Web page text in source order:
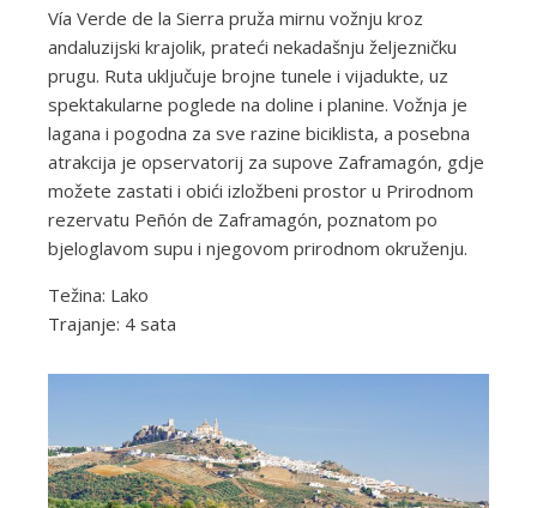
Vía Verde de la Sierra pruža mirnu vožnju kroz
andaluzijski krajolik, prateći nekadašnju željezničku
prugu. Ruta uključuje brojne tunele i vijadukte, uz
spektakularne poglede na doline i planine. Vožnja je
lagana i pogodna za sve razine biciklista, a posebna
atrakcija je opservatorij za supove Zaframagón, gdje
možete zastati i obići izložbeni prostor u Prirodnom
rezervatu Peñón de Zaframagón, poznatom po
bjeloglavom supu i njegovom prirodnom okruženju.
Težina: Lako
Trajanje: 4 sata